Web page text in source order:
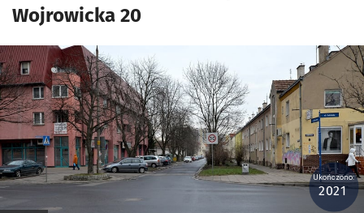
Wojrowicka 20
Kliknij, aby powiększyć
Ukończono:
2021